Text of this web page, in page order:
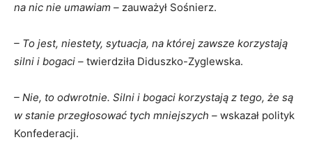
na nic nie umawiam – zauważył Sośnierz.
– To jest, niestety, sytuacja, na której zawsze korzystają
silni i bogaci – twierdziła Diduszko-Zyglewska.
– Nie, to odwrotnie. Silni i bogaci korzystają z tego, że są
w stanie przegłosować tych mniejszych – wskazał polityk
Konfederacji.